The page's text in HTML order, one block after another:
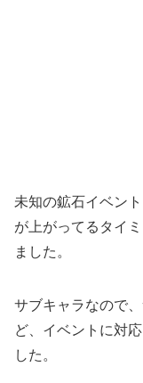
未知の鉱石イベン
が上がってるタイ
ました。
サブキャラなので
ど、イベントに対
した。